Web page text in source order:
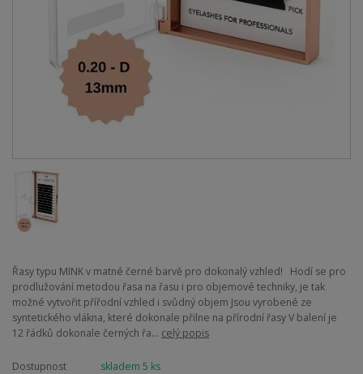
Řasy typu MINK v matné černé barvě pro dokonalý vzhled! Hodí se pro
prodlužování metodou řasa na řasu i pro objemové techniky, je tak
možné vytvořit přířodní vzhled i svůdný objem Jsou vyrobené ze
syntetického vlákna, které dokonale přilne na přírodní řasy V balení je
12 řádků dokonale černých řa... celý popis
Dostupnost skladem 5 ks